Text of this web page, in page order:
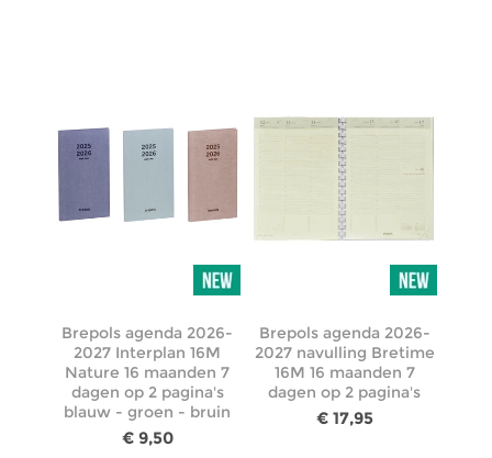
Brepols agenda 2026-
2027 Interplan 16M
Nature 16 maanden 7
dagen op 2 pagina's
blauw - groen - bruin
€ 9,50
Brepols agenda 2026-
2027 navulling Bretime
16M 16 maanden 7
dagen op 2 pagina's
€ 17,95